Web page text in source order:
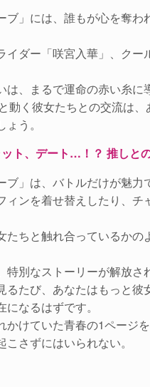
ブ」には、誰もが心を奪
イダー「咲宮入華」、ク
、まるで運命の赤い糸に
動く彼女たちとの交流は
う。
ト、デート…！？ 推しと
ブ」は、バトルだけが魅力
ィンを着せ替えしたり、
たちと触れ合っているか
特別なストーリーが解放さ
るたび、あなたはもっと彼
なるはずです。
かけていた青春の1ページ
さずにはいられない。